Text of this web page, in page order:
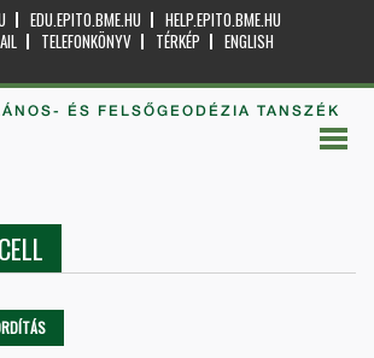
EDU.EPITO.BME.HU
HELP.EPITO.BME.HU
TELEFONKÖNYV TÉRKÉP
ENGLISH
ÉS FELSŐGEODÉZIA TANSZÉK